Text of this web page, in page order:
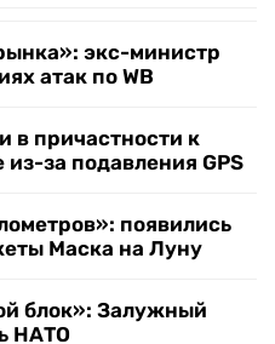
экс-министр
атак по WB
в причастности к
за подавления GPS
появились
Маска на Луну
блок»: Залужный
НАТО